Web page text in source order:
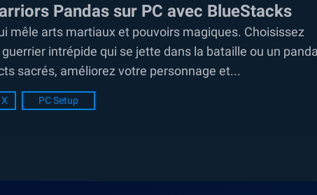
Pandas sur PC avec BlueStacks
mêle arts martiaux et pouvoirs magiques. Choisissez
intrépide qui se jette dans la bataille ou un
sacrés, améliorez votre personnage et...
PC Setup